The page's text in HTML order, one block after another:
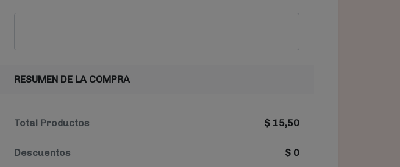
RESUMEN DE LA COMPRA
Total Productos $ 15,50
Descuentos $ 0